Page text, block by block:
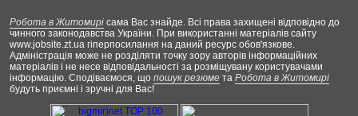
Робота в Житомирі сама Вас знайде. Всі права захищені відповідно до
чинного законодавства України. При використанні матеріалів сайту
www.jobsite.zt.ua гіперпосилання на даний ресурс обов'язкове.
Адміністрація може не розділяти точку зору авторів інформаційних
матеріалів і не несе відповідальності за розміщувану користувачами
інформацію. Сподіваємося, що пошук резюме та Робота в Житомирі
будуть приємні і зручні для Вас!